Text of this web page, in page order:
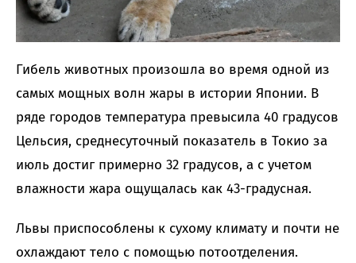
Гибель животных произошла во время одной из
самых мощных волн жары в истории Японии. В
ряде городов температура превысила 40 градусов
Цельсия, среднесуточный показатель в Токио за
июль достиг примерно 32 градусов, а с учетом
влажности жара ощущалась как 43-градусная.
Львы приспособлены к сухому климату и почти не
охлаждают тело с помощью потоотделения.